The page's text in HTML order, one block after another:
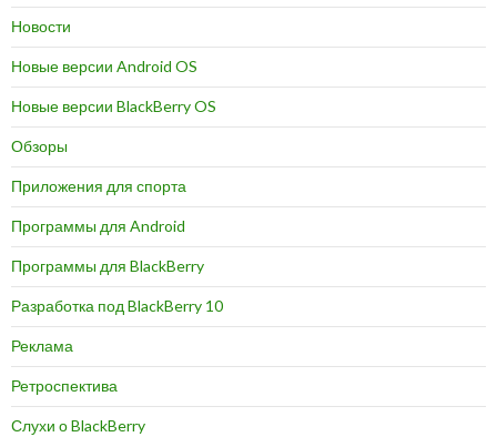
Новости
Новые версии Android OS
Новые версии BlackBerry OS
Обзоры
Приложения для спорта
Программы для Android
Программы для BlackBerry
Разработка под BlackBerry 10
Реклама
Ретроспектива
Слухи о BlackBerry